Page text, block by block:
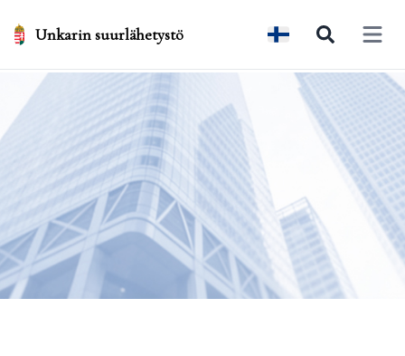
Unkarin suurlähetystö Open